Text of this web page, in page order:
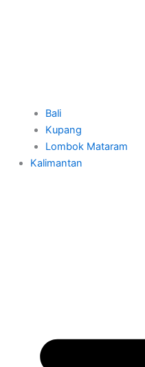
Bali
Kupang
Lombok Mataram
Kalimantan